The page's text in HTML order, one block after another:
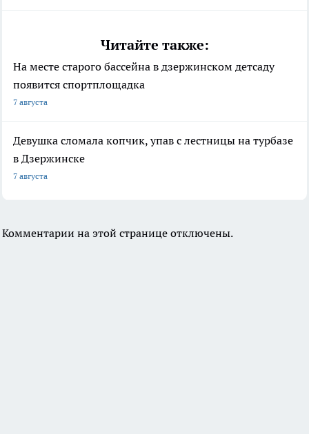
Читайте также:
На месте старого бассейна в дзержинском детсаду
появится спортплощадка
7 августа
Девушка сломала копчик, упав с лестницы на турбазе
в Дзержинске
7 августа
Комментарии на этой странице отключены.